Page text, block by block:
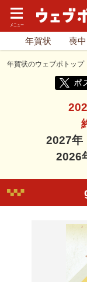
年賀状 喪中
年賀状のウェブポトップ
2027年
2026